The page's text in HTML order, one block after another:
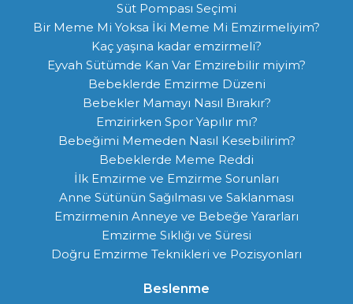
Süt Pompası Seçimi
Bir Meme Mi Yoksa İki Meme Mi Emzirmeliyim?
Kaç yaşına kadar emzirmeli?
Eyvah Sütümde Kan Var Emzirebilir miyim?
Bebeklerde Emzirme Düzeni
Bebekler Mamayı Nasıl Bırakır?
Emzirirken Spor Yapılır mı?
Bebeğimi Memeden Nasıl Kesebilirim?
Bebeklerde Meme Reddi
İlk Emzirme ve Emzirme Sorunları
Anne Sütünün Sağılması ve Saklanması
Emzirmenin Anneye ve Bebeğe Yararları
Emzirme Sıklığı ve Süresi
Doğru Emzirme Teknikleri ve Pozisyonları
Beslenme